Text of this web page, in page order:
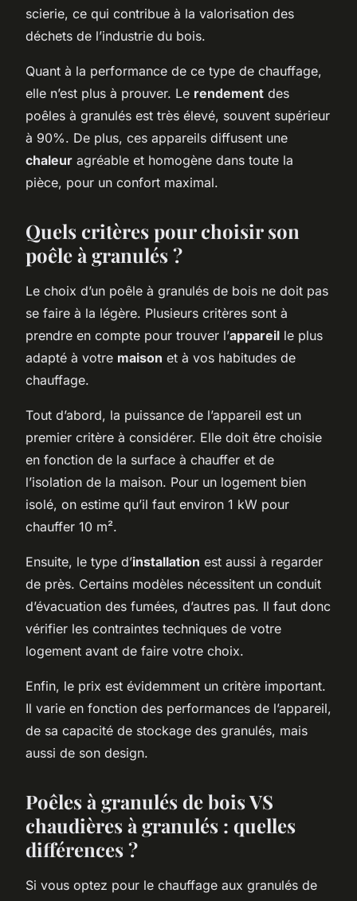
scierie, ce qui contribue à la valorisation des
déchets de l’industrie du bois.
Quant à la performance de ce type de chauffage,
elle n’est plus à prouver. Le rendement des
poêles à granulés est très élevé, souvent supérieur
à 90%. De plus, ces appareils diffusent une
chaleur agréable et homogène dans toute la
pièce, pour un confort maximal.
Quels critères pour choisir son
poêle à granulés ?
Le choix d’un poêle à granulés de bois ne doit pas
se faire à la légère. Plusieurs critères sont à
prendre en compte pour trouver l’appareil le plus
adapté à votre maison et à vos habitudes de
chauffage.
Tout d’abord, la puissance de l’appareil est un
premier critère à considérer. Elle doit être choisie
en fonction de la surface à chauffer et de
l’isolation de la maison. Pour un logement bien
isolé, on estime qu’il faut environ 1 kW pour
chauffer 10 m².
Ensuite, le type d’installation est aussi à regarder
de près. Certains modèles nécessitent un conduit
d’évacuation des fumées, d’autres pas. Il faut donc
vérifier les contraintes techniques de votre
logement avant de faire votre choix.
Enfin, le prix est évidemment un critère important.
Il varie en fonction des performances de l’appareil,
de sa capacité de stockage des granulés, mais
aussi de son design.
Poêles à granulés de bois VS
chaudières à granulés : quelles
différences ?
Si vous optez pour le chauffage aux granulés de